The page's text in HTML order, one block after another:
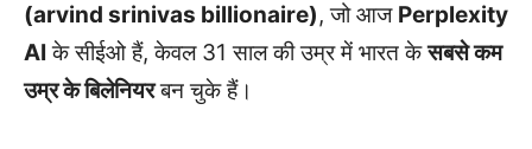
(arvind srinivas billionaire), जो आज Perplexity
AIके सीईओ हैं, केवल 31 साल की उम्र में भारत केसबसे कम
उम्र के बिलेनियरबन चुके हैं।